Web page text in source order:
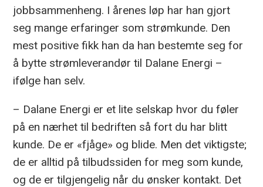
jobbsammenheng. I årenes løp har han gjort
seg mange erfaringer som strømkunde. Den
mest positive fikk han da han bestemte seg for
å bytte strømleverandør til Dalane Energi –
ifølge han selv.
– Dalane Energi er et lite selskap hvor du føler
på en nærhet til bedriften så fort du har blitt
kunde. De er «fjåge» og blide. Men det viktigste;
de er alltid på tilbudssiden for meg som kunde,
og de er tilgjengelig når du ønsker kontakt. Det